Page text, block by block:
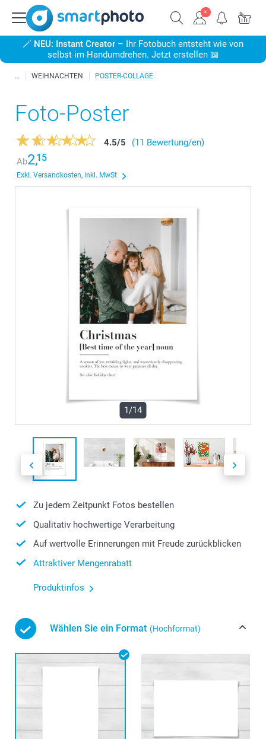
🪄 NEU: Instant Creator – Ihr Fotobuch entsteht wie von
selbst im Handumdrehen. Jetzt erstellen 📖
WEIHNACHTEN POSTER-COLLAGE
Foto-Poster
4.5/5
(11 Bewertung/en)
Ab2,15
Exkl. Versandkosten, inkl. MwSt
1/14
Zu jedem Zeitpunkt Fotos bestellen
Qualitativ hochwertige Verarbeitung
Auf wertvolle Erinnerungen mit Freude zurückblicken
Attraktiver Mengenrabatt
Produktinfos
Wählen Sie ein Format (Hochformat)